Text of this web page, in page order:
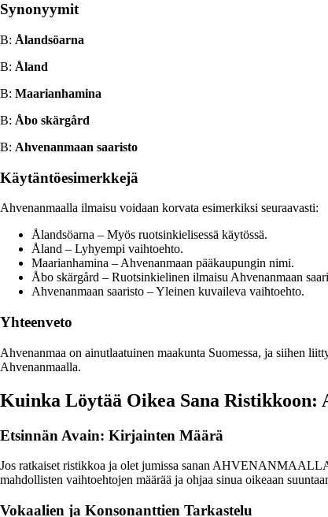
Synonyymit
B: Ålandsöarna
B: Åland
B: Maarianhamina
B: Åbo skärgård
B: Ahvenanmaan saaristo
Käytäntöesimerkkejä
Ahvenanmaalla ilmaisu voidaan korvata esimerkiksi seuraavasti:
Ålandsöarna – Myös ruotsinkielisessä käytössä.
Åland – Lyhyempi vaihtoehto.
Maarianhamina – Ahvenanmaan pääkaupungin nimi.
Åbo skärgård – Ruotsinkielinen ilmaisu Ahvenanmaan
Ahvenanmaan saaristo – Yleinen kuvaileva vaihtoehto.
Yhteenveto
Ahvenanmaa on ainutlaatuinen maakunta Suomessa, ja siihen
Ahvenanmaalla.
Kuinka Löytää Oikea Sana
Etsinnän Avain: Kirjainten Määrä
Jos ratkaiset ristikkoa ja olet jumissa sanan AHVENANMAALLA
mahdollisten vaihtoehtojen määrää ja ohjaa sinua oikeaan
Vokaalien ja Konsonanttien Tarkastelu